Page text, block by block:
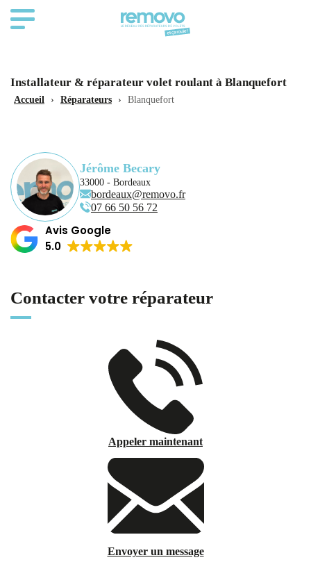
Installateur & réparateur volet roulant à Blanquefort
Accueil › Réparateurs › Blanquefort
Jérôme Becary
33000 - Bordeaux
bordeaux@removo.fr
07 66 50 56 72
Avis Google
5.0
Contacter votre réparateur
Appeler maintenant
Envoyer un message